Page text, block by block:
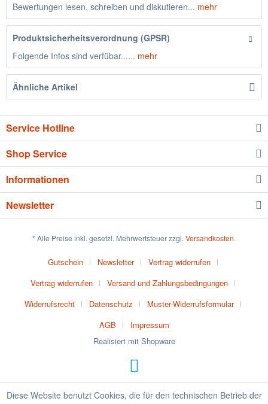
Bewertungen lesen, schreiben und diskutieren... mehr
Produktsicherheitsverordnung (GPSR)
Folgende Infos sind verfübar...... mehr
Ähnliche Artikel
Service Hotline
Shop Service
Informationen
Newsletter
* Alle Preise inkl. gesetzl. Mehrwertsteuer zzgl. Versandkosten.
Gutschein Newsletter
Vertrag widerrufen
Vertrag widerrufen
Versand und Zahlungsbedingungen
Widerrufsrecht
Datenschutz
Muster-Widerrufsformular
AGB
Impressum
Realisiert mit Shopware
Diese Website benutzt Cookies, die für den technischen Betrieb der